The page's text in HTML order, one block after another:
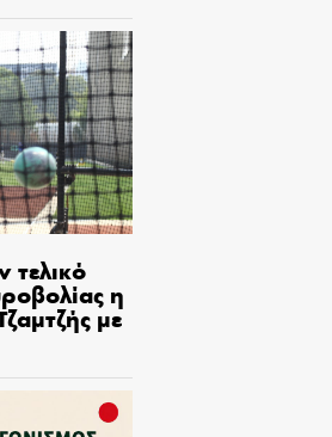
τελικό
η
με